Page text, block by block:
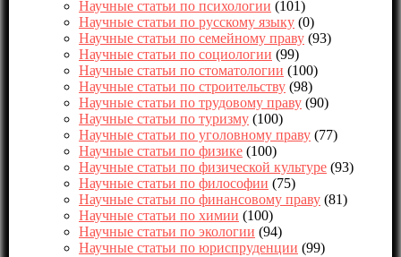
Научные статьи по психологии (101)
Научные статьи по русскому языку (0)
Научные статьи по семейному праву (93)
Научные статьи по социологии (99)
Научные статьи по стоматологии (100)
Научные статьи по строительству (98)
Научные статьи по трудовому праву (90)
Научные статьи по туризму (100)
Научные статьи по уголовному праву (77)
Научные статьи по физике (100)
Научные статьи по физической культуре (93)
Научные статьи по философии (75)
Научные статьи по финансовому праву (81)
Научные статьи по химии (100)
Научные статьи по экологии (94)
Научные статьи по юриспруденции (99)